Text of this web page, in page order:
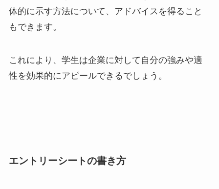
体的に示す方法について、アドバイスを得ること
もできます。
これにより、学生は企業に対して自分の強みや適
性を効果的にアピールできるでしょう。
エントリーシートの書き方